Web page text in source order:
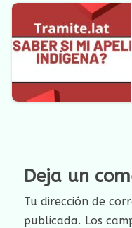
Deja un
Tu dirección de
publicada. Los